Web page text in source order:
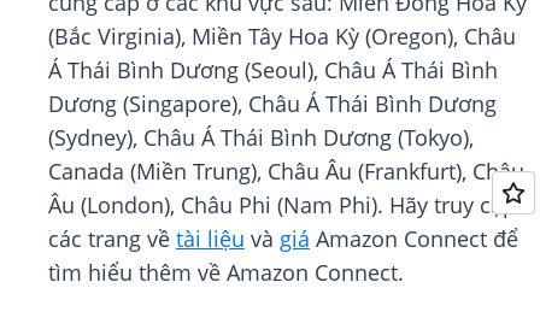
(Bắc Virginia), Miền Tây Hoa Kỳ (Oregon), Châu
Á Thái Bình Dương (Seoul), Châu Á Thái Bình
Dương (Singapore), Châu Á Thái Bình Dương
(Sydney), Châu Á Thái Bình Dương (Tokyo),
Canada (Miền Trung), Châu Âu (Frankfurt), Châu
Âu (London), Châu Phi (Nam Phi). Hãy truy cập
các trang về tài liệu và giá Amazon Connect để
tìm hiểu thêm về Amazon Connect.